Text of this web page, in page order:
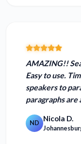
AMAZING!!
Easy to use.
speakers to
paragraphs are
ND Nicola D.